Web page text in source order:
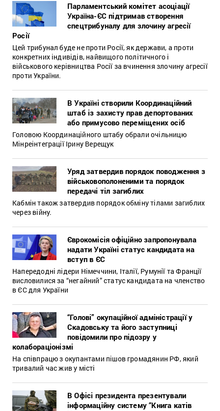
Парламентський комітет асоціації
Україна-ЄС підтримав створення
спецтрибуналу для злочину агресії
Росії
Цей трибунал буде не проти Росії, як держави, а проти
конкретних індивідів, найвищого політичного і
військового керівництва Росії за вчинення злочину агресії
проти України.
В Україні створили Координаційний
штаб із захисту прав депортованих
або примусово переміщених осіб
Головою Координаційного штабу обрали очільницю
Мінреінтеграції Ірину Верещук
Уряд затвердив порядок поводження з
військовополоненими та порядок
передачі тіл загиблих
Кабмін також затвердив порядок обміну тілами загиблих
через війну.
Єврокомісія офіційно запропонувала
надати Україні статус кандидата на
вступ в ЄС
Напередодні лідери Німеччини, Італії, Румунії та Франції
висловилися за “негайний” статус кандидата на членство
в ЄС для України
“Голові” окупаційної адміністрації у
Скадовську та його заступниці
повідомили про підозру у
колабораціонізмі
На співпрацю з окупантами пішов громадянин РФ, який
тривалий час жив у місті
В Офісі президента презентували
інформаційну систему “Книга катів